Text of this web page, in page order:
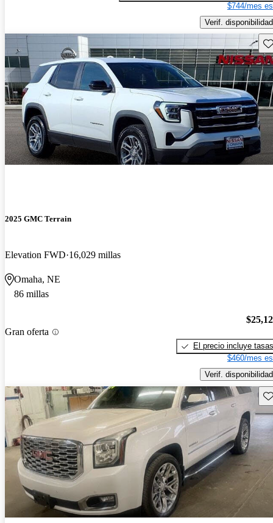
$744/mes
Verif. disponibilidad
2025 GMC Terrain
Elevation FWD 16,029 millas
Omaha, NE
86 millas
Gran oferta
El precio incluye tasas
$460/mes
Verif. disponibilidad